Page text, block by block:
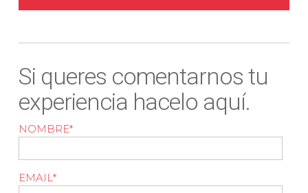
Si queres comentarnos tu
experiencia hacelo aquí.
NOMBRE*
EMAIL*